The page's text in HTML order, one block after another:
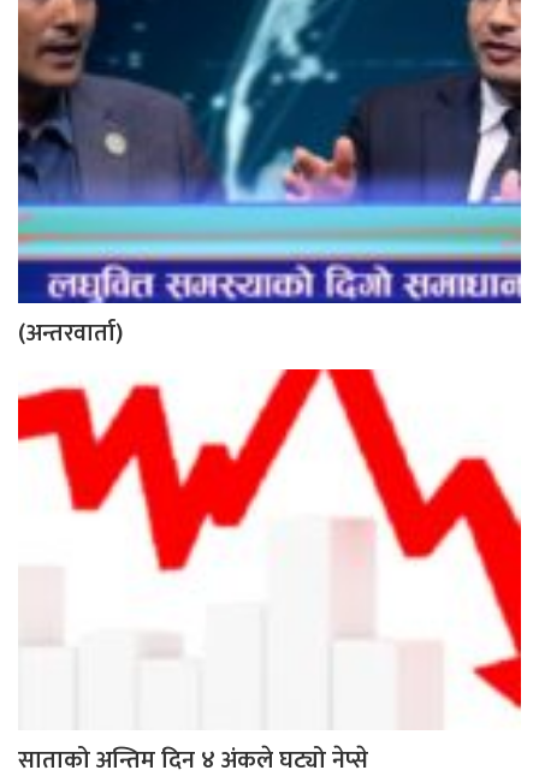
(अन्तरवार्ता)
साताको अन्तिम दिन ४ अंकले घट्यो नेप्से